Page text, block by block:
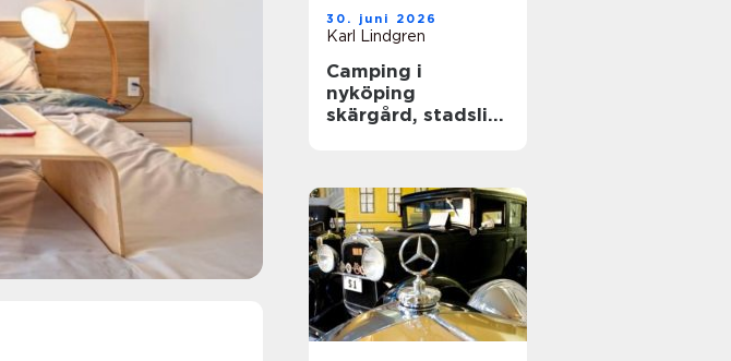
30. juni 2026
Karl Lindgren
Camping i
nyköping
skärgård, stadsliv